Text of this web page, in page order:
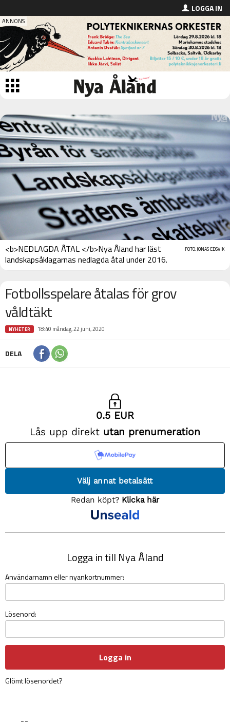
LOGGA IN
FOTO: JONAS EDSVIK
<b>NEDLAGDA ÅTAL </b>Nya Åland har läst
landskapsåklagarnas nedlagda åtal under 2016.
Fotbollsspelare åtalas för grov
våldtäkt
NYHETER 18:40 måndag, 22 juni, 2020
DELA